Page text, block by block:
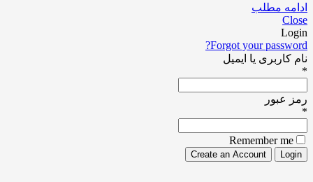
ادامه مطلب
Close
Login
Forgot your password?
نام کاربری یا ایمیل
*
رمز عبور
*
Remember me